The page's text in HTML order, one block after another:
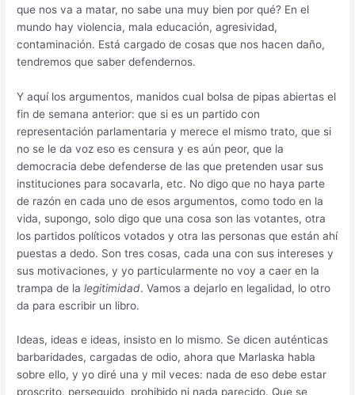
que nos va a matar, no sabe una muy bien por qué? En el
mundo hay violencia, mala educación, agresividad,
contaminación. Está cargado de cosas que nos hacen daño,
tendremos que saber defendernos.
Y aquí los argumentos, manidos cual bolsa de pipas abiertas el
fin de semana anterior: que si es un partido con
representación parlamentaria y merece el mismo trato, que si
no se le da voz eso es censura y es aún peor, que la
democracia debe defenderse de las que pretenden usar sus
instituciones para socavarla, etc. No digo que no haya parte
de razón en cada uno de esos argumentos, como todo en la
vida, supongo, solo digo que una cosa son las votantes, otra
los partidos políticos votados y otra las personas que están ahí
puestas a dedo. Son tres cosas, cada una con sus intereses y
sus motivaciones, y yo particularmente no voy a caer en la
trampa de lalegitimidad. Vamos a dejarlo en legalidad, lo otro
da para escribir un libro.
Ideas, ideas e ideas, insisto en lo mismo. Se dicen auténticas
barbaridades, cargadas de odio, ahora que Marlaska habla
sobre ello, y yo diré una y mil veces: nada de eso debe estar
proscrito, perseguido, prohibido ni nada parecido. Que se